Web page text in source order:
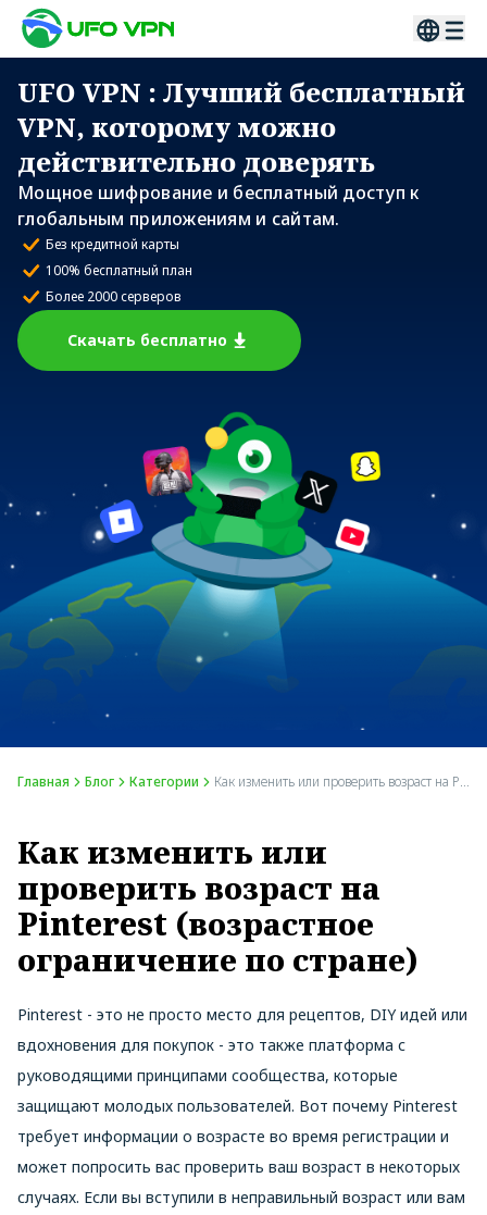
UFO VPN : Лучший бесплатный
VPN, которому можно
действительно доверять
Мощное шифрование и бесплатный доступ к
глобальным приложениям и сайтам.
Без кредитной карты
100% бесплатный план
Более 2000 серверов
Скачать бесплатно
Главная Блог Категории Как изменить или проверить возраст на Pinterest (возрастное ограничение по стране)
Как изменить или
проверить возраст на
Pinterest (возрастное
ограничение по стране)
Pinterest - это не просто место для рецептов, DIY идей или
вдохновения для покупок - это также платформа с
руководящими принципами сообщества, которые
защищают молодых пользователей. Вот почему Pinterest
требует информации о возрасте во время регистрации и
может попросить вас проверить ваш возраст в некоторых
случаях. Если вы вступили в неправильный возраст или вам